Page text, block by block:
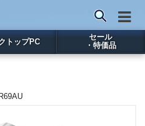
トップPC
セール
・特価品